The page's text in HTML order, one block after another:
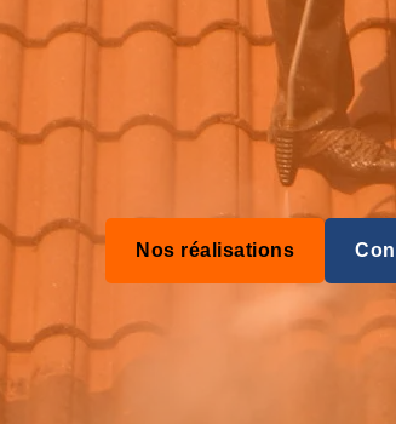
Nos réalisations